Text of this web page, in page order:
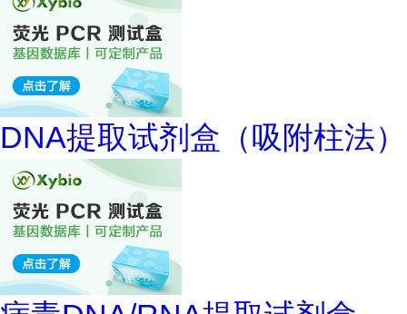
DNA提取试剂盒（吸附柱法）